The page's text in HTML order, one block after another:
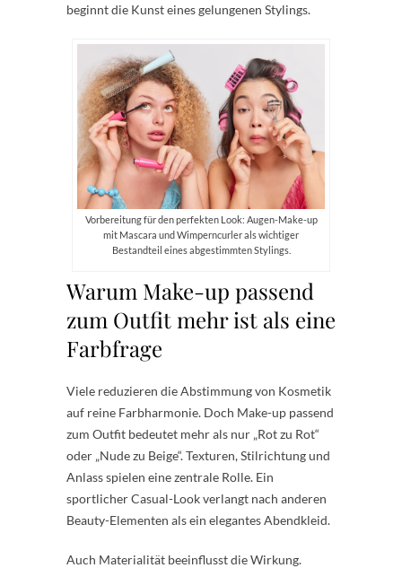
beginnt die Kunst eines gelungenen Stylings.
Vorbereitung für den perfekten Look: Augen-Make-up
mit Mascara und Wimperncurler als wichtiger
Bestandteil eines abgestimmten Stylings.
Warum Make-up passend
zum Outfit mehr ist als eine
Farbfrage
Viele reduzieren die Abstimmung von Kosmetik
auf reine Farbharmonie. Doch Make-up passend
zum Outfit bedeutet mehr als nur „Rot zu Rot“
oder „Nude zu Beige“. Texturen, Stilrichtung und
Anlass spielen eine zentrale Rolle. Ein
sportlicher Casual-Look verlangt nach anderen
Beauty-Elementen als ein elegantes Abendkleid.
Auch Materialität beeinflusst die Wirkung.